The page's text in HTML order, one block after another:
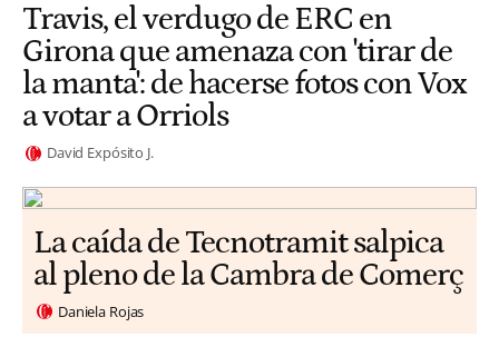
Travis, el verdugo de ERC en
Girona que amenaza con 'tirar de
la manta': de hacerse fotos con Vox
a votar a Orriols
David Expósito J.
La caída de Tecnotramit salpica
al pleno de la Cambra de Comerç
Daniela Rojas